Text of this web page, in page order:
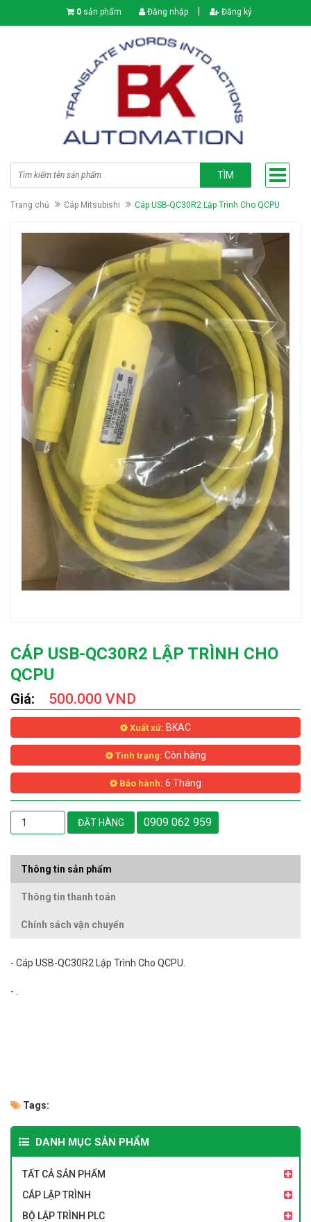
0 sản phẩm Đăng nhập Đăng ký
TÌM
Trang chủ Cáp Mitsubishi Cáp USB-QC30R2 Lập Trình Cho QCPU
CÁP USB-QC30R2 LẬP TRÌNH CHO
QCPU
Giá: 500.000 VND
Xuất xứ: BKAC
Tình trạng: Còn hàng
Bảo hành: 6 Tháng
ĐẶT HÀNG 0909 062 959
Thông tin sản phẩm
Thông tin thanh toán
Chính sách vận chuyển
- Cáp USB-QC30R2 Lập Trình Cho QCPU.
- .
Tags:
DANH MỤC SẢN PHẨM
TẤT CẢ SẢN PHẨM
CÁP LẬP TRÌNH
BỘ LẬP TRÌNH PLC